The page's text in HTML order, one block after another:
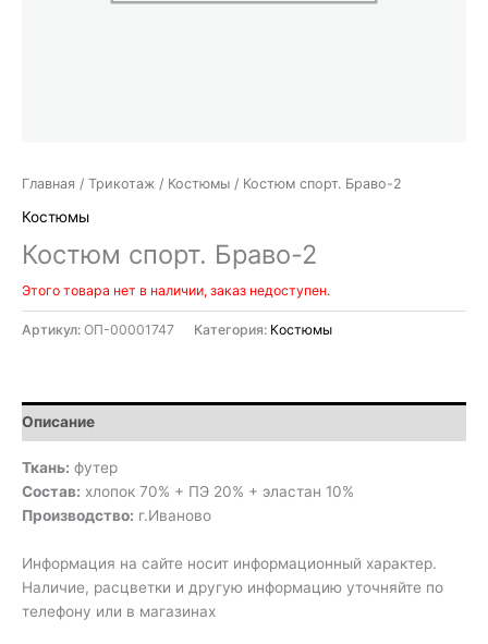
Главная / Трикотаж / Костюмы / Костюм спорт. Браво-2
Костюмы
Костюм спорт. Браво-2
Этого товара нет в наличии, заказ недоступен.
Артикул: ОП-00001747 Категория: Костюмы
Описание
Ткань: футер
Состав: хлопок 70% + ПЭ 20% + эластан 10%
Производство: г.Иваново
Информация на сайте носит информационный характер.
Наличие, расцветки и другую информацию уточняйте по
телефону или в магазинах